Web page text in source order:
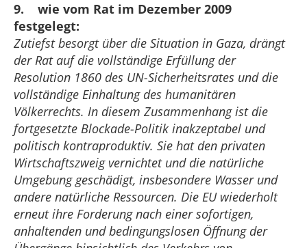
9. wie vom Rat im Dezember 2009
festgelegt:
Zutiefst besorgt über die Situation in Gaza, drängt
der Rat auf die vollständige Erfüllung der
Resolution 1860 des UN-Sicherheitsrates und die
vollständige Einhaltung des humanitären
Völkerrechts. In diesem Zusammenhang ist die
fortgesetzte Blockade-Politik inakzeptabel und
politisch kontraproduktiv. Sie hat den privaten
Wirtschaftszweig vernichtet und die natürliche
Umgebung geschädigt, insbesondere Wasser und
andere natürliche Ressourcen. Die EU wiederholt
erneut ihre Forderung nach einer sofortigen,
anhaltenden und bedingungslosen Öffnung der